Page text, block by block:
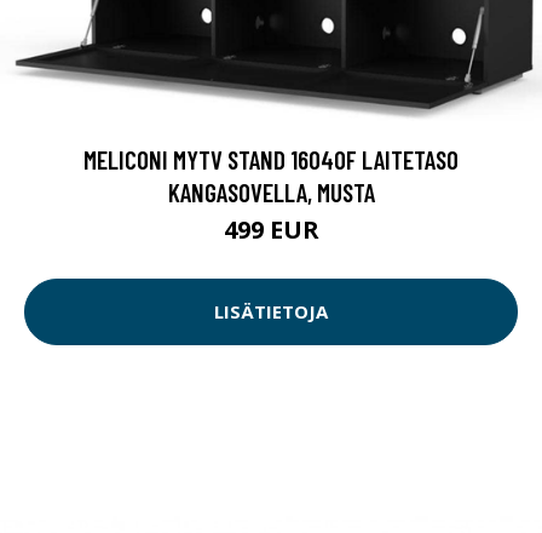
MELICONI MYTV STAND 16040F LAITETASO
KANGASOVELLA, MUSTA
499 EUR
LISÄTIETOJA